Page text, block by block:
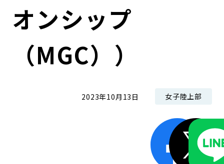
ESGデータ集
オンシップ
（MGC））
2023年10月13日 女子陸上部